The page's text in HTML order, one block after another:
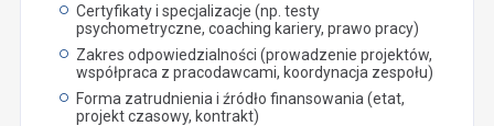
Certyfikaty i specjalizacje (np. testy
psychometryczne, coaching kariery, prawo pracy)
Zakres odpowiedzialności (prowadzenie projektów,
współpraca z pracodawcami, koordynacja zespołu)
Forma zatrudnienia i źródło finansowania (etat,
projekt czasowy, kontrakt)